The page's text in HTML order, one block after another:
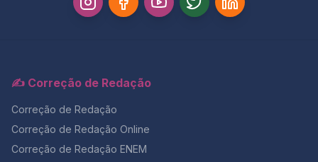
✍️ Correção de Redação
Correção de Redação
Correção de Redação Online
Correção de Redação ENEM